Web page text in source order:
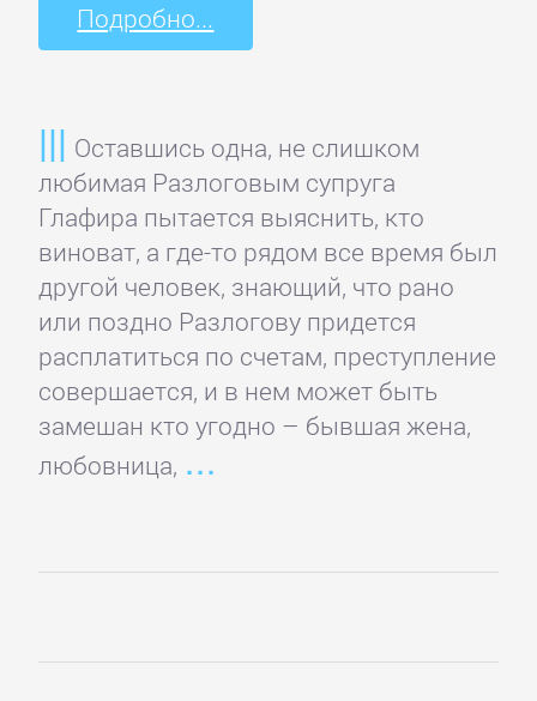
Подробно...
Оставшись одна, не слишком
любимая Разлоговым супруга
Глафира пытается выяснить, кто
виноват, а где-то рядом все время был
другой человек, знающий, что рано
или поздно Разлогову придется
расплатиться по счетам, преступление
совершается, и в нем может быть
замешан кто угодно – бывшая жена,
любовница,
Зарубежная
Зарубежная
классика
Зарубежная
образовательная
литература
Зарубежная
прикладная
и
литература
Зарубежная